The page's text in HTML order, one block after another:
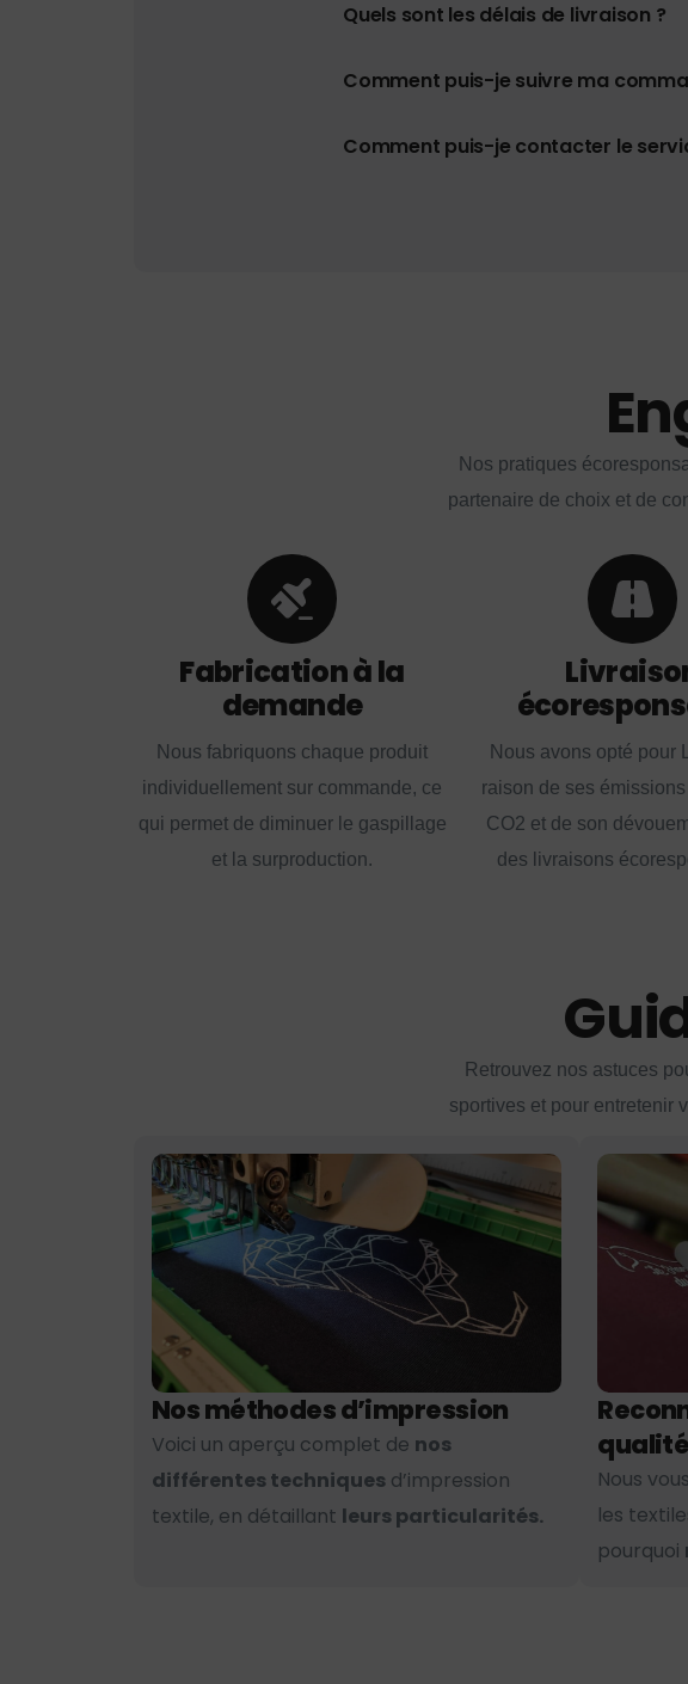
Quels sont les délais de livraison ?
Comment puis-je suivre ma
Comment puis-je contacter le
Nos pratiques
partenaire de choix et de
Fabrication à la
demande
Nous fabriquons chaque produit
individuellement sur commande, ce
qui permet de diminuer le gaspillage
et la surproduction.
Nous avons opté pour
raison de ses
CO2 et de son
des livraisons
Retrouvez nos astuces
sportives et pour entretenir
Nos méthodes d’impression
Voici un aperçu complet de nos
différentes techniques d’impression
textile, en détaillant leurs particularités.
qualité
Nous
les
pourquoi